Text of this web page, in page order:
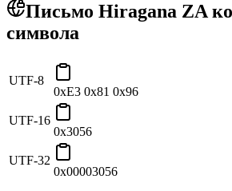
Письмо Hiragana ZA
символа
UTF-8
0xE3 0x81 0x96
UTF-16
0x3056
UTF-32
0x00003056